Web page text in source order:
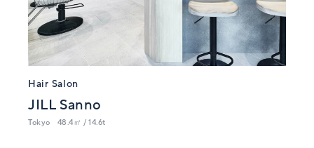
Hair Salon
JILL Sanno
Tokyo 48.4㎡ / 14.6t